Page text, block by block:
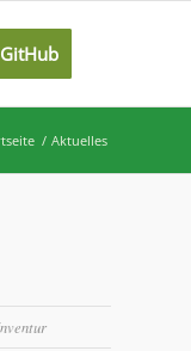
GitHub
/ Aktuelles